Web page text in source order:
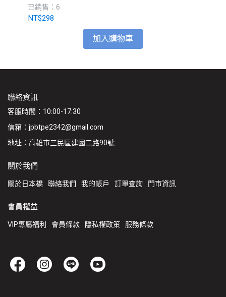
已銷售：6
NT$298
加入購物車
聯絡資訊
客服時間：10:00-17:30
信箱：jpbtpe2342@gmail.com
地址：高雄市三民區建國二路90號
關於我們
關於日本橋 聯絡我們 我的帳戶 訂單查詢 門市資訊
會員權益
VIP專屬福利 會員條款 隱私權政策 服務條款